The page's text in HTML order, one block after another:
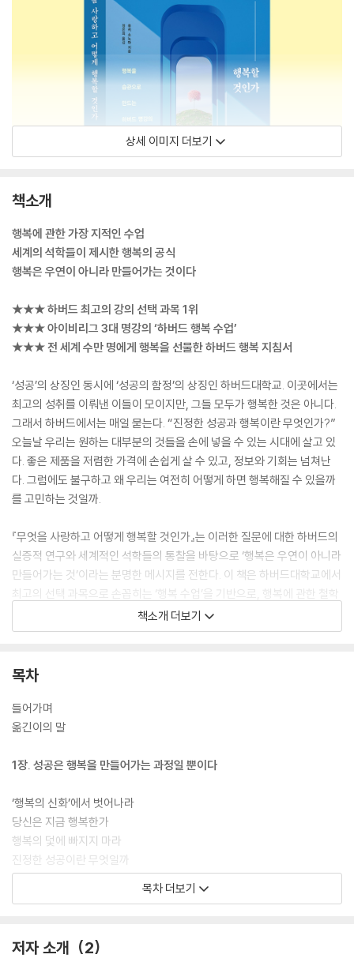
상세 이미지 더보기
책소개
행복에 관한 가장 지적인 수업
세계의 석학들이 제시한 행복의 공식
행복은 우연이 아니라 만들어가는 것이다
★★★ 하버드 최고의 강의 선택 과목 1위
★★★ 아이비리그 3대 명강의 ‘하버드 행복 수업’
★★★ 전 세계 수만 명에게 행복을 선물한 하버드 행복 지침서
‘성공’의 상징인 동시에 ‘성공의 함정’의 상징인 하버드대학교. 이곳에서는
최고의 성취를 이뤄낸 이들이 모이지만, 그들 모두가 행복한 것은 아니다.
그래서 하버드에서는 매일 묻는다. “진정한 성공과 행복이란 무엇인가?”
오늘날 우리는 원하는 대부분의 것들을 손에 넣을 수 있는 시대에 살고 있
다. 좋은 제품을 저렴한 가격에 손쉽게 살 수 있고, 정보와 기회는 넘쳐난
다. 그럼에도 불구하고 왜 우리는 여전히 어떻게 하면 행복해질 수 있을까
를 고민하는 것일까.
『무엇을 사랑하고 어떻게 행복할 것인가』는 이러한 질문에 대한 하버드의
실증적 연구와 세계적인 석학들의 통찰을 바탕으로 ‘행복은 우연이 아니라
만들어가는 것’이라는 분명한 메시지를 전한다. 이 책은 하버드대학교에서
최고의 선택 과목으로 손꼽히는 ‘행복 수업’을 기반으로, 행복에 관한 철학
적 고찰과 실용적인 방법론을 균형 있게 담아냈다. 저자인 경력 개발 전문
가 유키 소노마는 하버드 교수진과 졸업생들의 생생한 발언과 연구 자료를
지침을 제시한다.
책소개 더보기
목차
들어가며
옮긴이의 말
1장. 성공은 행복을 만들어가는 과정일 뿐이다
‘행복의 신화’에서 벗어나라
당신은 지금 행복한가
행복의 덫에 빠지지 마라
진정한 성공이란 무엇일까
행복은 성공의 원인이다
행복할수록 더 많은 것을 이룬다
목차 더보기
저자 소개 2